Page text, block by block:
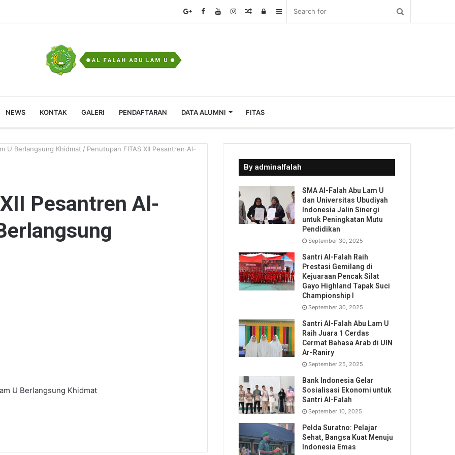
Sidebar
Log
Random
NEWS KONTAK GALERI PENDAFTARAN DATA ALUMNI FITAS
U Berlangsung Khidmat / Penutupan FITAS XII Pesantren Al-
Pesantren Al-
U Berlangsung Khidmat
By adminalfalah
SMA Al-Falah Abu Lam U
dan Universitas Ubudiyah
Indonesia Jalin Sinergi
untuk Peningkatan Mutu
Pendidikan
September 30, 2025
Santri Al-Falah Raih
Prestasi Gemilang di
Kejuaraan Pencak Silat
Gayo Highland Tapak Suci
Championship I
September 30, 2025
Santri Al-Falah Abu Lam U
Raih Juara 1 Cerdas
Cermat Bahasa Arab di UIN
Ar-Raniry
September 25, 2025
Bank Indonesia Gelar
Sosialisasi Ekonomi untuk
Santri Al-Falah
September 10, 2025
Pelda Suratno: Pelajar
Sehat, Bangsa Kuat Menuju
Indonesia Emas